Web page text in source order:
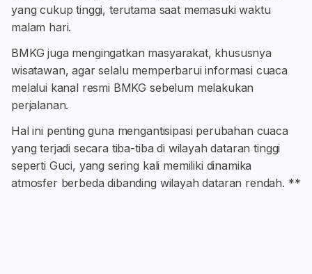
yang cukup tinggi, terutama saat memasuki waktu
malam hari.
BMKG juga mengingatkan masyarakat, khususnya
wisatawan, agar selalu memperbarui informasi cuaca
melalui kanal resmi BMKG sebelum melakukan
perjalanan.
Hal ini penting guna mengantisipasi perubahan cuaca
yang terjadi secara tiba-tiba di wilayah dataran tinggi
seperti Guci, yang sering kali memiliki dinamika
atmosfer berbeda dibanding wilayah dataran rendah. **